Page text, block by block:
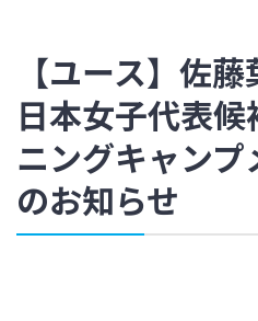
【ユース】佐
日本女子代表
ニングキャンプ
のお知らせ